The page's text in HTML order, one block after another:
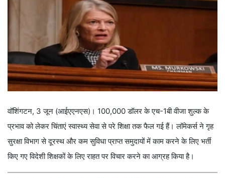
वॉशिंगटन, 3 जून (आईएएनएस)। 100,000 डॉलर के एच-1बी वीजा शुल्क के
प्रभाव को लेकर चिंताएं स्वास्थ्य सेवा से परे शिक्षा तक फैल गई हैं। लॉमेकर्स ने गृह
सुरक्षा विभाग से दूरस्थ और कम सुविधा प्राप्त समुदायों में काम करने के लिए भर्ती
किए गए विदेशी शिक्षकों के लिए राहत पर विचार करने का आग्रह किया है।